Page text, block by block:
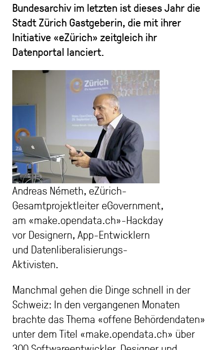
Bundesarchiv im letzten ist dieses Jahr die
Stadt Zürich Gastgeberin, die mit ihrer
Initiative «eZürich» zeitgleich ihr
Datenportal lanciert.
Andreas Németh, eZürich-
Gesamtprojektleiter eGovernment,
am «make.opendata.ch»-Hackday
vor Designern, App-Entwicklern
und Datenliberalisierungs-
Aktivisten.
Manchmal gehen die Dinge schnell in der
Schweiz: In den vergangenen Monaten
brachte das Thema «offene Behördendaten»
unter dem Titel «make.opendata.ch» über